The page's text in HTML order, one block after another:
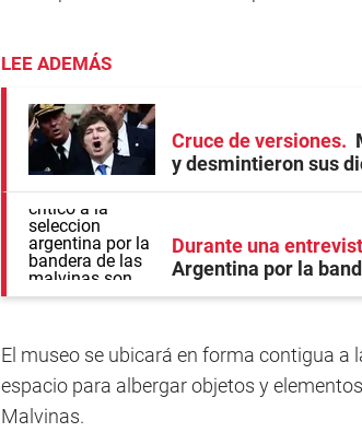
LEE ADEMÁS
Cruce de versiones
y desmintieron sus
Durante una
Argentina por la
El museo se ubicará en forma contigua a
espacio para albergar objetos y
Malvinas.